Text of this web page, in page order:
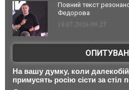
Повний текст
Федорова
18.07.2026 09:27
На вашу думку, коли
примусять росію сісти за стіл